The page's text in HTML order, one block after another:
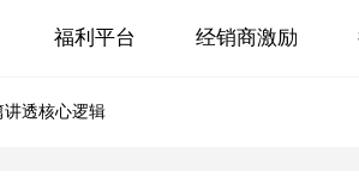
福利平台 经销商激励
透核心逻辑